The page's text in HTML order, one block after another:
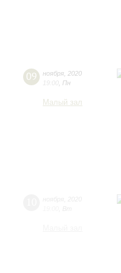
09 ноября 2020
19:00 Пн
Малый зал